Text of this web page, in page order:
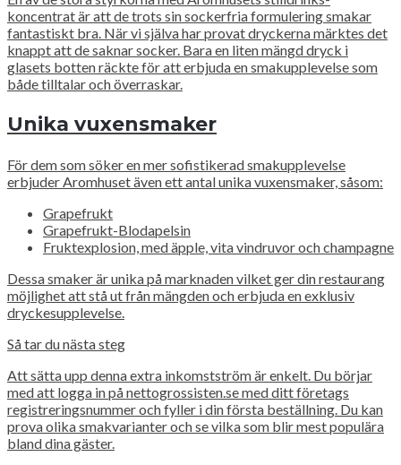
koncentrat är att de trots sin sockerfria formulering smakar
fantastiskt bra. När vi själva har provat dryckerna märktes det
knappt att de saknar socker. Bara en liten mängd dryck i
glasets botten räckte för att erbjuda en smakupplevelse som
både tilltalar och överraskar.
Unika vuxensmaker
För dem som söker en mer sofistikerad smakupplevelse
erbjuder Aromhuset även ett antal unika vuxensmaker, såsom:
Grapefrukt
Grapefrukt-Blodapelsin
Fruktexplosion, med äpple, vita vindruvor och champagne
Dessa smaker är unika på marknaden vilket ger din restaurang
möjlighet att stå ut från mängden och erbjuda en exklusiv
dryckesupplevelse.
Så tar du nästa steg
Att sätta upp denna extra inkomstström är enkelt. Du börjar
med att logga in på nettogrossisten.se med ditt företags
registreringsnummer och fyller i din första beställning. Du kan
prova olika smakvarianter och se vilka som blir mest populära
bland dina gäster.